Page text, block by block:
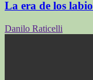
La era de los
Danilo Raticelli